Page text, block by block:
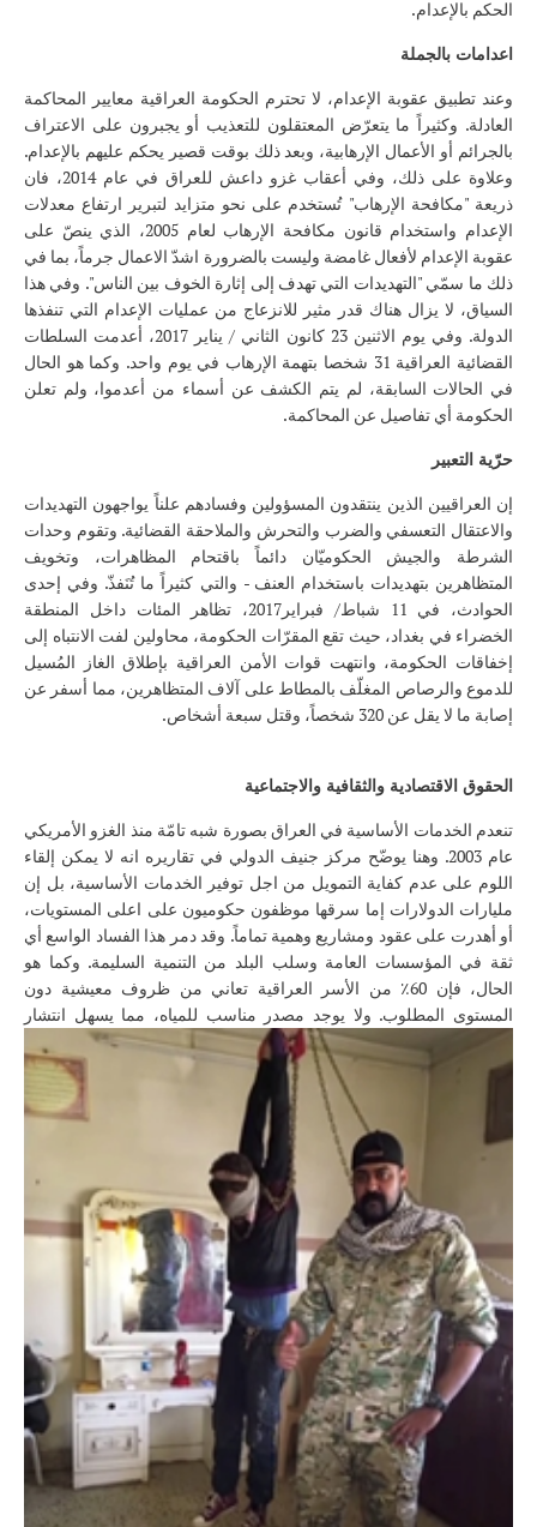
الحكم بالإعدام.
اعدامات بالجملة
وعند تطبيق عقوبة الإعدام، لا تحترم الحكومة العراقية معايير المحاكمة
العادلة. وكثيراً ما يتعرّض المعتقلون للتعذيب أو يجبرون على الاعتراف
بالجرائم أو الأعمال الإرهابية، وبعد ذلك بوقت قصير يحكم عليهم بالإعدام.
وعلاوة على ذلك، وفي أعقاب غزو داعش للعراق في عام 2014، فان
ذريعة "مكافحة الإرهاب" تُستخدم على نحو متزايد لتبرير ارتفاع معدلات
الإعدام واستخدام قانون مكافحة الإرهاب لعام 2005، الذي ينصّ على
عقوبة الإعدام لأفعال غامضة وليست بالضرورة اشدّ الاعمال جرماً، بما في
ذلك ما سمّي "التهديدات التي تهدف إلى إثارة الخوف بين الناس". وفي هذا
السياق، لا يزال هناك قدر مثير للانزعاج من عمليات الإعدام التي تنفذها
الدولة. وفي يوم الاثنين 23 كانون الثاني / يناير 2017، أعدمت السلطات
القضائية العراقية 31 شخصا بتهمة الإرهاب في يوم واحد. وكما هو الحال
في الحالات السابقة، لم يتم الكشف عن أسماء من أعدموا، ولم تعلن
الحكومة أي تفاصيل عن المحاكمة.
حرّية التعبير
إن العراقيين الذين ينتقدون المسؤولين وفسادهم علناً يواجهون التهديدات
والاعتقال التعسفي والضرب والتحرش والملاحقة القضائية. وتقوم وحدات
الشرطة والجيش الحكوميّان دائماً باقتحام المظاهرات، وتخويف
المتظاهرين بتهديدات باستخدام العنف - والتي كثيراً ما تُنَفذّ. وفي إحدى
الحوادث، في 11 شباط/ فبراير2017، تظاهر المئات داخل المنطقة
الخضراء في بغداد، حيث تقع المقرّات الحكومة، محاولين لفت الانتباه إلى
إخفاقات الحكومة، وانتهت قوات الأمن العراقية بإطلاق الغاز المُسيل
للدموع والرصاص المغلّف بالمطاط على آلاف المتظاهرين، مما أسفر عن
إصابة ما لا يقل عن 320 شخصاً، وقتل سبعة أشخاص.
الحقوق الاقتصادية والثقافية والاجتماعية
تنعدم الخدمات الأساسية في العراق بصورة شبه تامّة منذ الغزو الأمريكي
عام 2003. وهنا يوضّح مركز جنيف الدولي في تقاريره انه لا يمكن إلقاء
اللوم على عدم كفاية التمويل من اجل توفير الخدمات الأساسية، بل إن
مليارات الدولارات إما سرقها موظفون حكوميون على اعلى المستويات،
أو أهدرت على عقود ومشاريع وهمية تماماً. وقد دمر هذا الفساد الواسع أي
ثقة في المؤسسات العامة وسلب البلد من التنمية السليمة. وكما هو
الحال، فإن 60٪ من الأسر العراقية تعاني من ظروف معيشية دون
المستوى المطلوب. ولا يوجد مصدر مناسب للمياه، مما يسهل انتشار